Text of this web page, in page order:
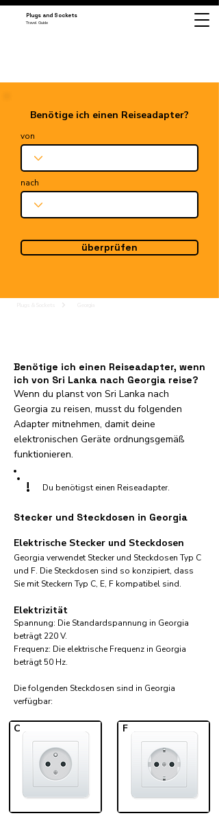
Plugs and Sockets
Travel Guide
Benötige ich einen Reiseadapter?
von
nach
überprüfen
Benötige ich einen Reiseadapter, wenn
ich von Sri Lanka nach Georgia reise?
Wenn du planst von Sri Lanka nach
Georgia zu reisen, musst du folgenden
Adapter mitnehmen, damit deine
elektronischen Geräte ordnungsgemäß
funktionieren.
! Du benötigst einen Reiseadapter.
Stecker und Steckdosen in Georgia
Elektrische Stecker und Steckdosen
Georgia verwendet Stecker und Steckdosen Typ C
und F. Die Steckdosen sind so konzipiert, dass
Sie mit Steckern Typ C, E, F kompatibel sind.
Elektrizität
Spannung: Die Standardspannung in Georgia
beträgt 220 V.
Frequenz: Die elektrische Frequenz in Georgia
beträgt 50 Hz.
Die folgenden Steckdosen sind in Georgia
verfügbar:​
C F